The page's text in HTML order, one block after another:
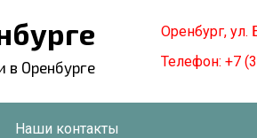
в Оренбурге
Оренбург, ул.
Телефон: +7
Наши контакты